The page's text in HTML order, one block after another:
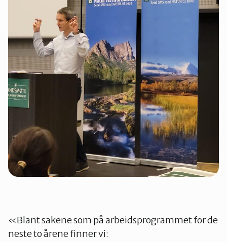
«Blant sakene som på arbeidsprogrammet for de
neste to årene finner vi: